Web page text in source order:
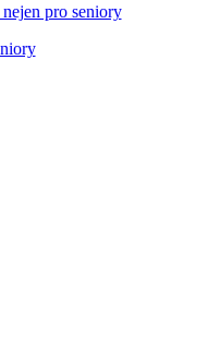
pro seniory